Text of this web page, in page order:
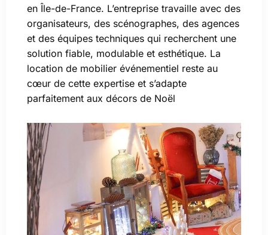
en Île-de-France. L’entreprise travaille avec des
organisateurs, des scénographes, des agences
et des équipes techniques qui recherchent une
solution fiable, modulable et esthétique. La
location de mobilier événementiel reste au
cœur de cette expertise et s’adapte
parfaitement aux décors de Noël